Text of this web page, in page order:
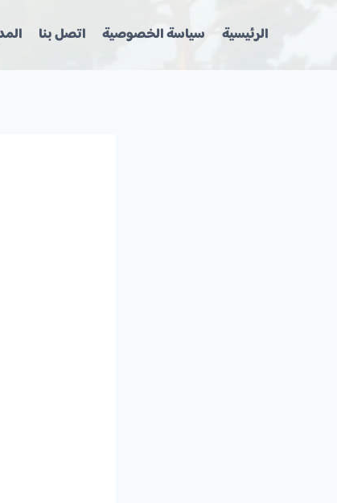
الرئيسية سياسة الخصوصية اتصل بنا